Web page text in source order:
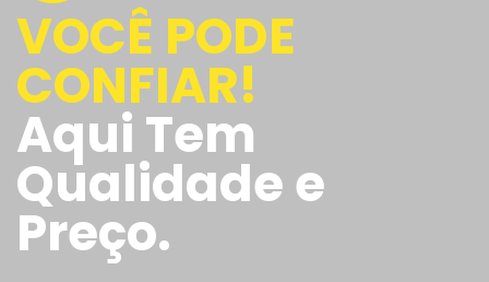
VOCÊ PODE
CONFIAR!
Aqui Tem
Qualidade e
Preço.